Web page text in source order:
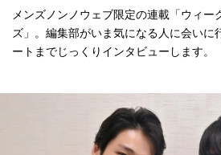
メンズノンノウェブ限定の連載「ウィー
ズ」。編集部がいま気になる人に会いに
ートまでじっくりインタビューします。